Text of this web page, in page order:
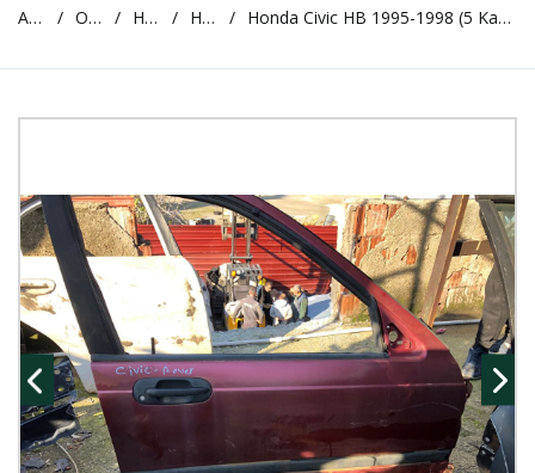
Anasayfa Oto Çıkma ve Yedek Parça HONDA HONDA Civic Honda Civic HB 1995-1998 (5 Kapı) Çıkma Sağ Ön Kapı